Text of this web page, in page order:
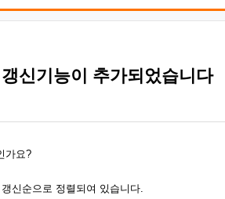
신기능이 추가되었습니다
가요?
신순으로 정렬되여 있습니다.